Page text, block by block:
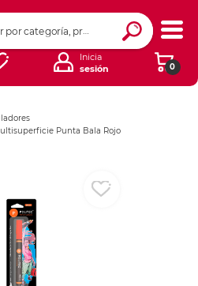
0
Inicia
sesión
Punta Bala Rojo
Ingresar Codigo